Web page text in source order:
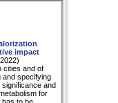
impact
cities and of
and specifying
and
for
has to be